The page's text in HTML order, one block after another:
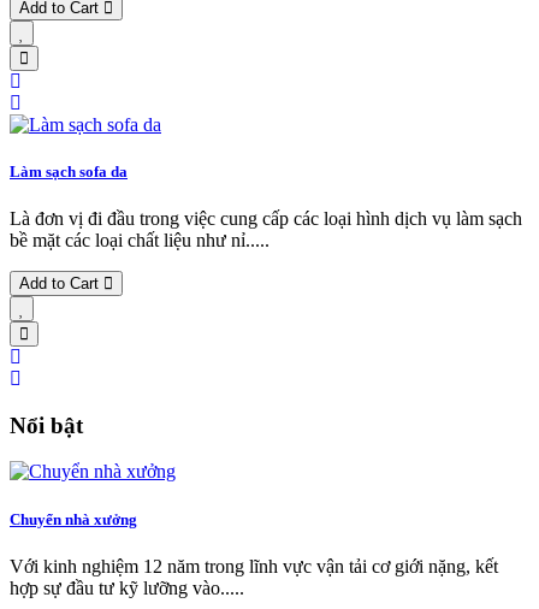
Add to Cart
Làm sạch sofa da
Là đơn vị đi đầu trong việc cung cấp các loại hình dịch vụ làm sạch
bề mặt các loại chất liệu như nỉ.....
Add to Cart
Nổi bật
Chuyển nhà xưởng
Với kinh nghiệm 12 năm trong lĩnh vực vận tải cơ giới nặng, kết
hợp sự đầu tư kỹ lưỡng vào.....